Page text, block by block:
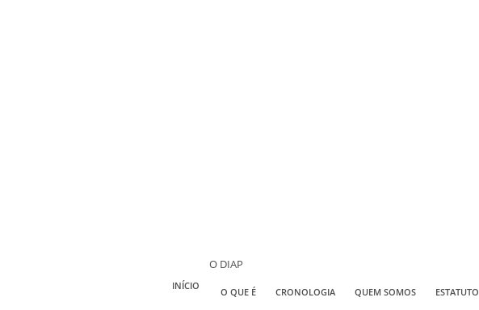
INÍCIO
O DIAP
O QUE É CRONOLOGIA QUEM SOMOS ESTATUTO